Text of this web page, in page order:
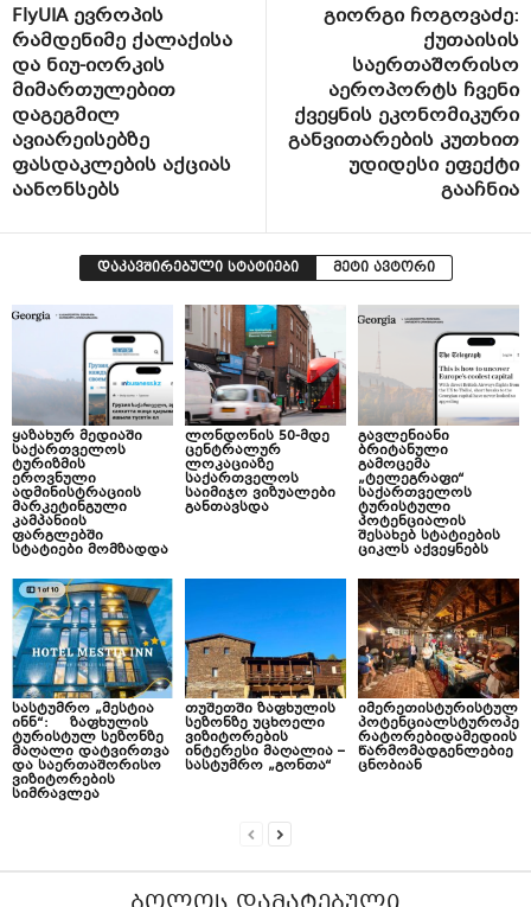
FlyUIA ევროპის
რამდენიმე ქალაქისა
და ნიუ-იორკის
მიმართულებით
დაგეგმილ
ავიარეისებზე
ფასდაკლების აქციას
აანონსებს
გიორგი ჩოგოვაძე:
ქუთაისის
საერთაშორისო
აეროპორტს ჩვენი
ქვეყნის ეკონომიკური
განვითარების კუთხით
უდიდესი ეფექტი
გააჩნია
დაკავშირებული სტატიები მეტი ავტორი
ყაზახურ მედიაში
საქართველოს
ტურიზმის
ეროვნული
ადმინისტრაციის
მარკეტინგული
კამპანიის
ფარგლებში
სტატიები მომზადდა
ლონდონის 50-მდე
ცენტრალურ
ლოკაციაზე
საქართველოს
საიმიჯო ვიზუალები
განთავსდა
გავლენიანი
ბრიტანული
გამოცემა
„ტელეგრაფი“
საქართველოს
ტურისტული
პოტენციალის
შესახებ სტატიების
ციკლს აქვეყნებს
სასტუმრო „მესტია
ინნ“: ზაფხულის
ტურისტულ სეზონზე
მაღალი დატვირთვა
და საერთაშორისო
ვიზიტორების
სიმრავლეა
თუშეთში ზაფხულის
სეზონზე უცხოელი
ვიზიტორების
ინტერესი მაღალია –
სასტუმრო „გონთა“
იმერეთისტურისტულ
პოტენციალსტუროპე
რატორებიდამედიის
წარმომადგენლებიე
ცნობიან